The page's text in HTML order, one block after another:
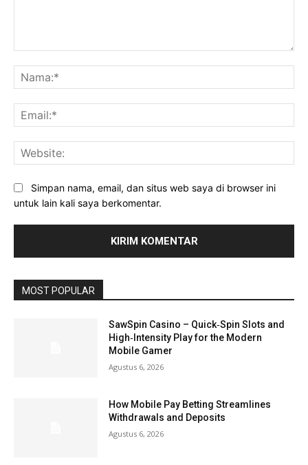
Simpan nama, email, dan situs web saya di browser ini
untuk lain kali saya berkomentar.
MOST POPULAR
SawSpin Casino – Quick‑Spin Slots and
High‑Intensity Play for the Modern
Mobile Gamer
Agustus 6, 2026
How Mobile Pay Betting Streamlines
Withdrawals and Deposits
Agustus 6, 2026